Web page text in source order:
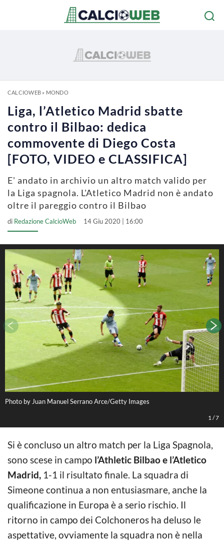
CALCIOWEB» MONDO
Liga, l’Atletico Madrid sbatte
contro il Bilbao: dedica
commovente di Diego Costa
[FOTO, VIDEO e CLASSIFICA]
E' andato in archivio un altro match valido per
la Liga spagnola. L'Atletico Madrid non è andato
oltre il pareggio contro il Bilbao
di Redazione CalcioWeb 14 Giu 2020 | 16:00
Photo by Juan Manuel Serrano Arce/Getty Images
1 /7
Si è concluso un altro match per la Liga Spagnola,
sono scese in campo l’Athletic Bilbao e l’Atletico
Madrid, 1-1 il risultato finale. La squadra di
Simeone continua a non entusiasmare, anche la
qualificazione in Europa è a serio rischio. Il
ritorno in campo dei Colchoneros ha deluso le
aspettative, ovviamente la squadra non è nella